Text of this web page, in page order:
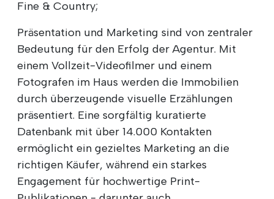
Fine & Country;
Präsentation und Marketing sind von zentraler
Bedeutung für den Erfolg der Agentur. Mit
einem Vollzeit-Videofilmer und einem
Fotografen im Haus werden die Immobilien
durch überzeugende visuelle Erzählungen
präsentiert. Eine sorgfältig kuratierte
Datenbank mit über 14.000 Kontakten
ermöglicht ein gezieltes Marketing an die
richtigen Käufer, während ein starkes
Engagement für hochwertige Print-